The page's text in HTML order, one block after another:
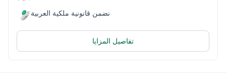
نضمن قانونية ملكية العربية
تفاصيل المزايا